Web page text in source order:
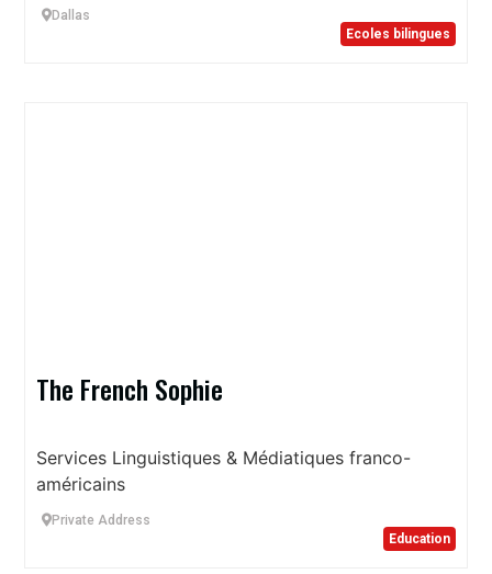
Dallas
Ecoles bilingues
The French Sophie
Services Linguistiques & Médiatiques franco-
américains
Private Address
Education